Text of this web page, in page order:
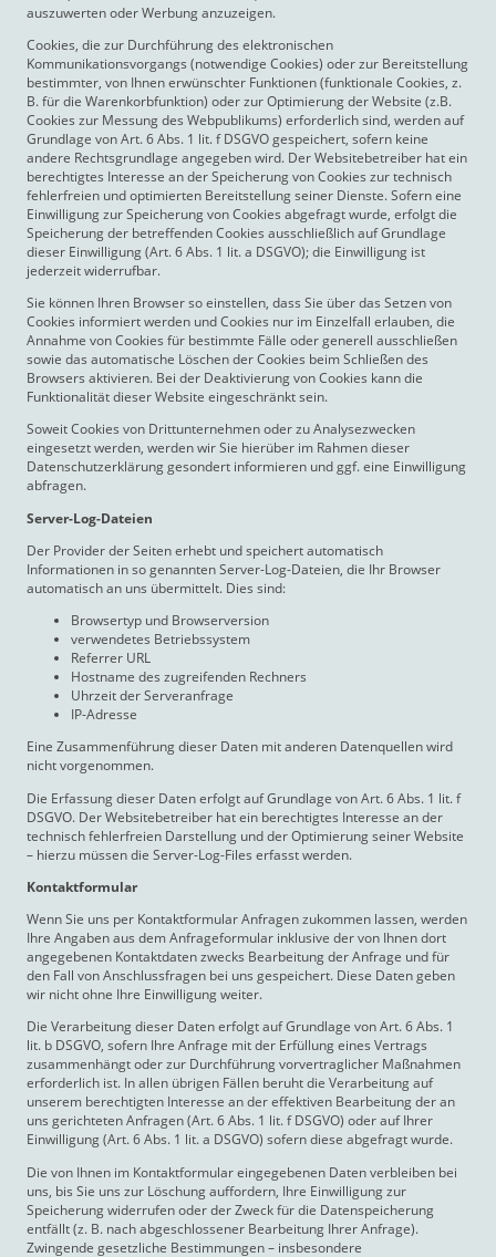
auszuwerten oder Werbung anzuzeigen.
Cookies, die zur Durchführung des elektronischen
Kommunikationsvorgangs (notwendige Cookies) oder zur Bereitstellung
bestimmter, von Ihnen erwünschter Funktionen (funktionale Cookies, z.
B. für die Warenkorbfunktion) oder zur Optimierung der Website (z.B.
Cookies zur Messung des Webpublikums) erforderlich sind, werden auf
Grundlage von Art. 6 Abs. 1 lit. f DSGVO gespeichert, sofern keine
andere Rechtsgrundlage angegeben wird. Der Websitebetreiber hat ein
berechtigtes Interesse an der Speicherung von Cookies zur technisch
fehlerfreien und optimierten Bereitstellung seiner Dienste. Sofern eine
Einwilligung zur Speicherung von Cookies abgefragt wurde, erfolgt die
Speicherung der betreffenden Cookies ausschließlich auf Grundlage
dieser Einwilligung (Art. 6 Abs. 1 lit. a DSGVO); die Einwilligung ist
jederzeit widerrufbar.
Sie können Ihren Browser so einstellen, dass Sie über das Setzen von
Cookies informiert werden und Cookies nur im Einzelfall erlauben, die
Annahme von Cookies für bestimmte Fälle oder generell ausschließen
sowie das automatische Löschen der Cookies beim Schließen des
Browsers aktivieren. Bei der Deaktivierung von Cookies kann die
Funktionalität dieser Website eingeschränkt sein.
Soweit Cookies von Drittunternehmen oder zu Analysezwecken
eingesetzt werden, werden wir Sie hierüber im Rahmen dieser
Datenschutzerklärung gesondert informieren und ggf. eine Einwilligung
abfragen.
Server-Log-Dateien
Der Provider der Seiten erhebt und speichert automatisch
Informationen in so genannten Server-Log-Dateien, die Ihr Browser
automatisch an uns übermittelt. Dies sind:
Browsertyp und Browserversion
verwendetes Betriebssystem
Referrer URL
Hostname des zugreifenden Rechners
Uhrzeit der Serveranfrage
IP-Adresse
Eine Zusammenführung dieser Daten mit anderen Datenquellen wird
nicht vorgenommen.
Die Erfassung dieser Daten erfolgt auf Grundlage von Art. 6 Abs. 1 lit. f
DSGVO. Der Websitebetreiber hat ein berechtigtes Interesse an der
technisch fehlerfreien Darstellung und der Optimierung seiner Website
– hierzu müssen die Server-Log-Files erfasst werden.
Kontaktformular
Wenn Sie uns per Kontaktformular Anfragen zukommen lassen, werden
Ihre Angaben aus dem Anfrageformular inklusive der von Ihnen dort
angegebenen Kontaktdaten zwecks Bearbeitung der Anfrage und für
den Fall von Anschlussfragen bei uns gespeichert. Diese Daten geben
wir nicht ohne Ihre Einwilligung weiter.
Die Verarbeitung dieser Daten erfolgt auf Grundlage von Art. 6 Abs. 1
lit. b DSGVO, sofern Ihre Anfrage mit der Erfüllung eines Vertrags
zusammenhängt oder zur Durchführung vorvertraglicher Maßnahmen
erforderlich ist. In allen übrigen Fällen beruht die Verarbeitung auf
unserem berechtigten Interesse an der effektiven Bearbeitung der an
uns gerichteten Anfragen (Art. 6 Abs. 1 lit. f DSGVO) oder auf Ihrer
Einwilligung (Art. 6 Abs. 1 lit. a DSGVO) sofern diese abgefragt wurde.
Die von Ihnen im Kontaktformular eingegebenen Daten verbleiben bei
uns, bis Sie uns zur Löschung auffordern, Ihre Einwilligung zur
Speicherung widerrufen oder der Zweck für die Datenspeicherung
entfällt (z. B. nach abgeschlossener Bearbeitung Ihrer Anfrage).
Zwingende gesetzliche Bestimmungen – insbesondere